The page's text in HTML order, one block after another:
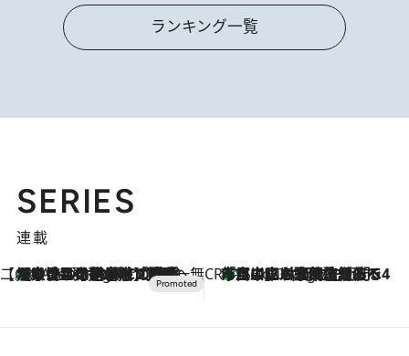
ランキング一覧
SERIES
連載
【CREA×星野リゾート】唯一無二。癒しと発見が待つ場所へ
3 Hours Ago
【トンボの足水浴】ヒノキの香りに包まれて涼感マックス！約13℃の湧水かけ流しを避暑地「星野温泉 トンボの湯」で体験 CREA'S CHOICE
5 Hours Ago
「立川にも歌舞伎があるんだよ」 片岡仁左衛門・市川中車ら豪華座組みで4年目の立川立飛歌舞伎へ